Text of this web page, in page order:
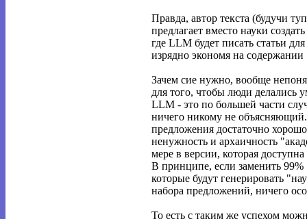
Правда, автор текста (будучи
предлагает вместо науки
где LLM будет писать статьи
изрядно экономя на
Зачем сие нужно, вообще
для того, чтобы люди делались
LLM - это по большей части
ничего никому не
предложения достаточно
ненужность и архаичность
мере в версии, которая
В принципе, если заменить
которые будут генерировать
набора предложений, ничего
То есть с таким же успехом